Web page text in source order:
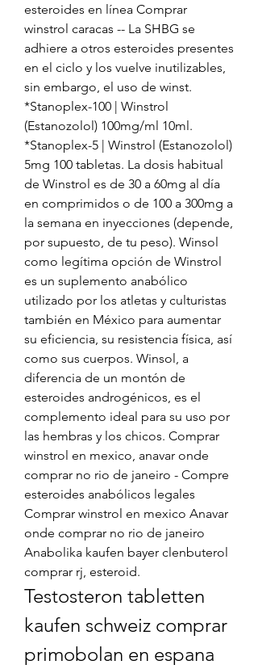
esteroides en línea Comprar
winstrol caracas -- La SHBG se
adhiere a otros esteroides presentes
en el ciclo y los vuelve inutilizables,
sin embargo, el uso de winst.
*Stanoplex-100 | Winstrol
(Estanozolol) 100mg/ml 10ml.
*Stanoplex-5 | Winstrol (Estanozolol)
5mg 100 tabletas. La dosis habitual
de Winstrol es de 30 a 60mg al día
en comprimidos o de 100 a 300mg a
la semana en inyecciones (depende,
por supuesto, de tu peso). Winsol
como legítima opción de Winstrol
es un suplemento anabólico
utilizado por los atletas y culturistas
también en México para aumentar
su eficiencia, su resistencia física, así
como sus cuerpos. Winsol, a
diferencia de un montón de
esteroides androgénicos, es el
complemento ideal para su uso por
las hembras y los chicos. Comprar
winstrol en mexico, anavar onde
comprar no rio de janeiro - Compre
esteroides anabólicos legales
Comprar winstrol en mexico Anavar
onde comprar no rio de janeiro
Anabolika kaufen bayer clenbuterol
comprar rj, esteroid.
Testosteron tabletten
kaufen schweiz comprar
primobolan en espana